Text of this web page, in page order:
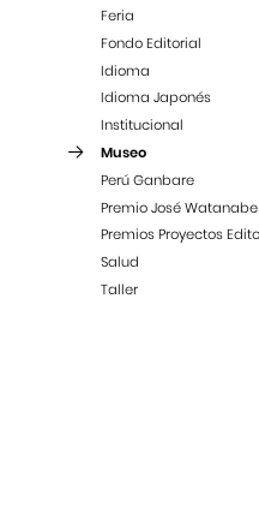
Feria
Fondo Editorial
Idioma
Idioma Japonés
Institucional
Museo
Perú Ganbare
Premio José
Premios Proyectos
Salud
Taller